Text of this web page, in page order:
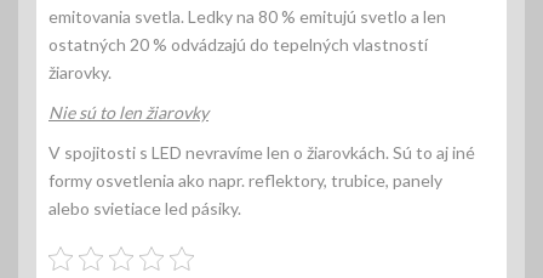
emitovania svetla. Ledky na 80 % emitujú svetlo a len
ostatných 20 % odvádzajú do tepelných vlastností
žiarovky.
Nie sú to len žiarovky
V spojitosti s LED nevravíme len o žiarovkách. Sú to aj iné
formy osvetlenia ako napr. reflektory, trubice, panely
alebo svietiace led pásiky.